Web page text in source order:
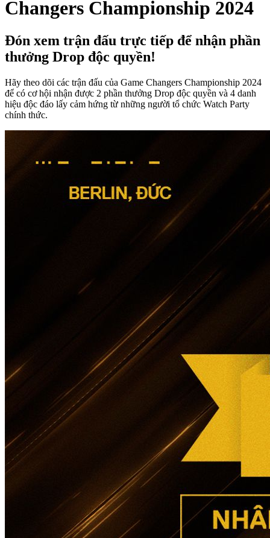
Changers Championship 2024
Đón xem trận đấu trực tiếp để nhận phần
thưởng Drop độc quyền!
Hãy theo dõi các trận đấu của Game Changers Championship 2024
để có cơ hội nhận được 2 phần thưởng Drop độc quyền và 4 danh
hiệu độc đáo lấy cảm hứng từ những người tổ chức Watch Party
chính thức.